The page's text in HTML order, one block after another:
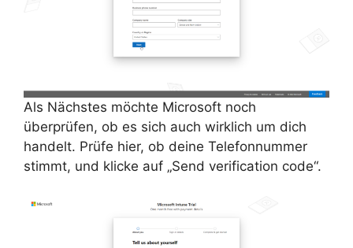
Als Nächstes möchte Microsoft noch
überprüfen, ob es sich auch wirklich um dich
handelt. Prüfe hier, ob deine Telefonnummer
stimmt, und klicke auf „Send verification code“.